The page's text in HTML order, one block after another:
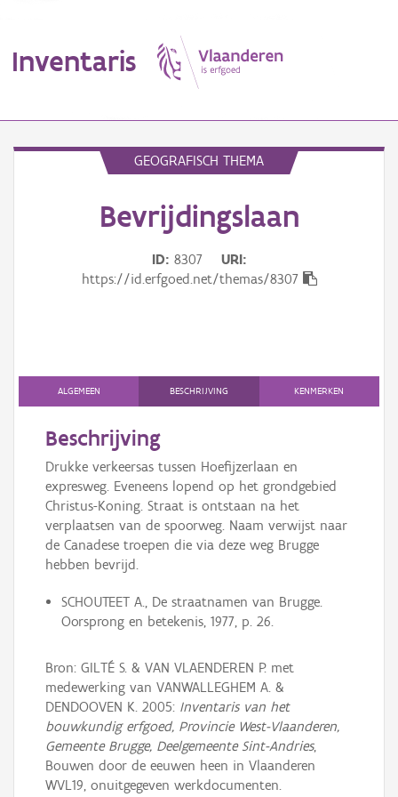
Inventaris
Persoon of collectief
Downloads
Hergebruik
Aanmelden
GEOGRAFISCH THEMA
Bevrijdingslaan
ID 8307
URI
https://id.erfgoed.net/themas/8307
ALGEMEEN BESCHRIJVING KENMERKEN
Beschrijving
Drukke verkeersas tussen Hoefijzerlaan en
expresweg. Eveneens lopend op het grondgebied
Christus-Koning. Straat is ontstaan na het
verplaatsen van de spoorweg. Naam verwijst naar
de Canadese troepen die via deze weg Brugge
hebben bevrijd.
SCHOUTEET A., De straatnamen van Brugge.
Oorsprong en betekenis, 1977, p. 26.
Bron: GILTÉ S. & VAN VLAENDEREN P. met
medewerking van VANWALLEGHEM A. &
DENDOOVEN K. 2005: Inventaris van het
bouwkundig erfgoed, Provincie West-Vlaanderen,
Gemeente Brugge, Deelgemeente Sint-Andries,
Bouwen door de eeuwen heen in Vlaanderen
WVL19, onuitgegeven werkdocumenten.